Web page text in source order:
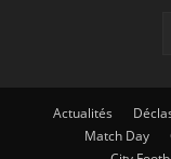
Actualités
Match Day